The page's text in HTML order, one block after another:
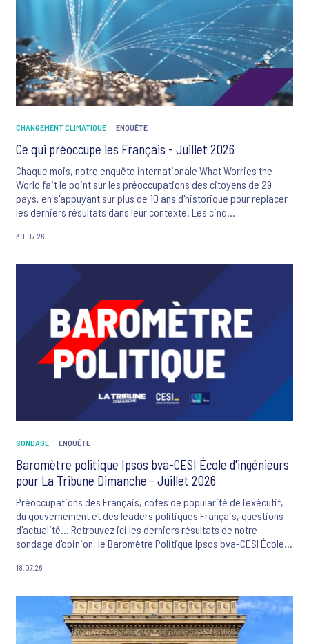
CHANGEMENT CLIMATIQUE ENQUÊTE
Ce qui préoccupe les Français - Juillet 2026
Chaque mois, notre enquête internationale What Worries the
World fait le point sur les préoccupations des citoyens de 29
pays, en s'appuyant sur plus de 10 ans d'historique pour replacer
les derniers résultats dans leur contexte. Les cinq
criminalité et la violence, le changement climatique, l'inflation, le
30.07.26
SONDAGE ENQUÊTE
Baromètre politique Ipsos bva-CESI École d'ingénieurs
pour La Tribune Dimanche - Juillet 2026
Préoccupations des Français, cotes de popularité de l'exécutif,
du gouvernement et des leaders politiques Français, questions
d'actualité... Retrouvez ici les derniers résultats de notre
sondage d'opinion, le Baromètre Politique Ipsos bva-CESI École
18.07.26